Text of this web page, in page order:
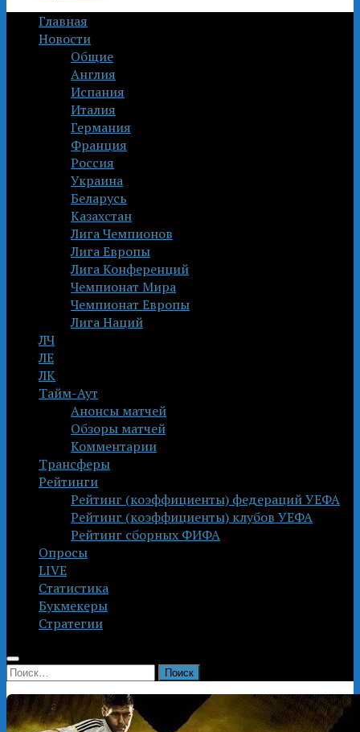
Главная
Новости
Общие
Англия
Испания
Италия
Германия
Франция
Россия
Украина
Беларусь
Казахстан
Лига Чемпионов
Лига Европы
Лига Конференций
Чемпионат Мира
Чемпионат Европы
Лига Наций
ЛЧ
ЛЕ
ЛК
Тайм-Аут
Анонсы матчей
Обзоры матчей
Комментарии
Трансферы
Рейтинги
Рейтинг (коэффициенты) федераций УЕФА
Рейтинг (коэффициенты) клубов УЕФА
Рейтинг сборных ФИФА
Опросы
LIVE
Статистика
Букмекеры
Стратегии
Найти: